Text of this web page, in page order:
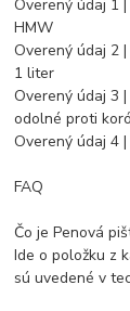
Overený údaj 1
HMW
Overený údaj 2
1 liter
Overený údaj 3
odolné proti
Overený údaj 4
FAQ
Čo je Penová
Ide o položku z
sú uvedené v